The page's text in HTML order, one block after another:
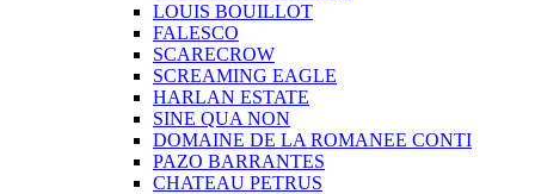
LOUIS BOUILLOT
FALESCO
SCARECROW
SCREAMING EAGLE
HARLAN ESTATE
SINE QUA NON
DOMAINE DE LA ROMANEE CONTI
PAZO BARRANTES
CHATEAU PETRUS